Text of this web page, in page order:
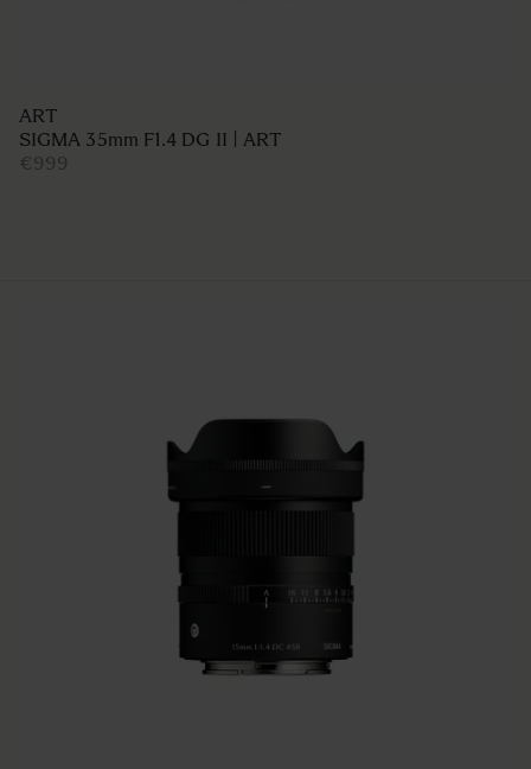
ART
SIGMA 24mm F1.4 DG DN | Art